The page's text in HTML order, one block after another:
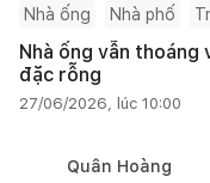
Nhà ống Nhà phố
Nhà ống vẫn
đặc rỗng
27/06/2026, lúc 10:00
Quân Hoàng